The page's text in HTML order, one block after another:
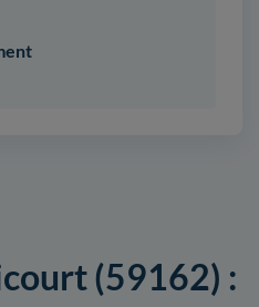
(59162) :